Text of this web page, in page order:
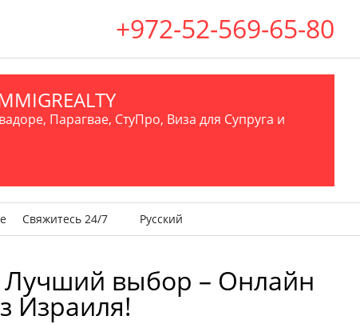
+972-52-569-65-80
Парагвае, СтуПро, Виза для Супруга и
Свяжитесь 24/7 Русский
выбор – Онлайн
Израиля!